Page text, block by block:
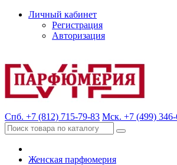
Личный кабинет
Регистрация
Авторизация
Спб. +7 (812) 715-79-83 Мск. +7 (499)
Женская парфюмерия